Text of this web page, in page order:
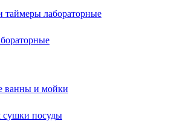
таймеры лабораторные
ванны и мойки
сушки посуды